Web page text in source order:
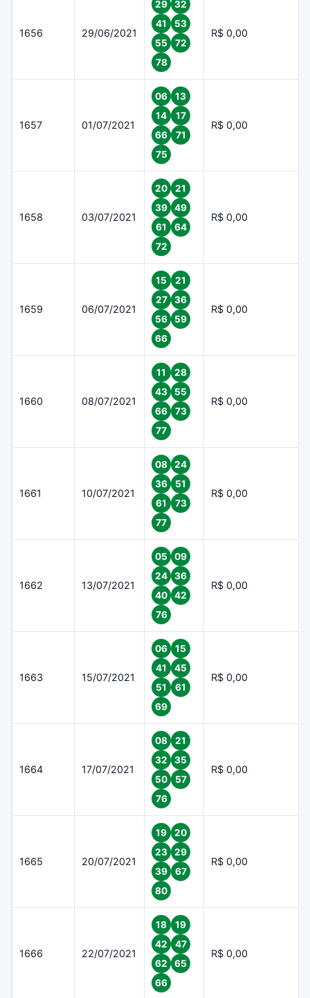
1656 29/06/2021
29
32
41
53
55
72
78
R$ 0,00
1657 01/07/2021
06
13
14
17
66
71
75
R$ 0,00
1658 03/07/2021
20
21
39
49
61
64
72
R$ 0,00
1659 06/07/2021
15
21
27
36
56
59
66
R$ 0,00
1660 08/07/2021
11
28
43
55
66
73
77
R$ 0,00
1661 10/07/2021
08
24
36
51
61
73
77
R$ 0,00
1662 13/07/2021
05
09
24
36
40
42
76
R$ 0,00
1663 15/07/2021
06
15
41
45
51
61
69
R$ 0,00
1664 17/07/2021
08
21
32
35
50
57
76
R$ 0,00
1665 20/07/2021
19
20
23
29
39
67
80
R$ 0,00
1666 22/07/2021
18
19
42
47
62
65
66
R$ 0,00